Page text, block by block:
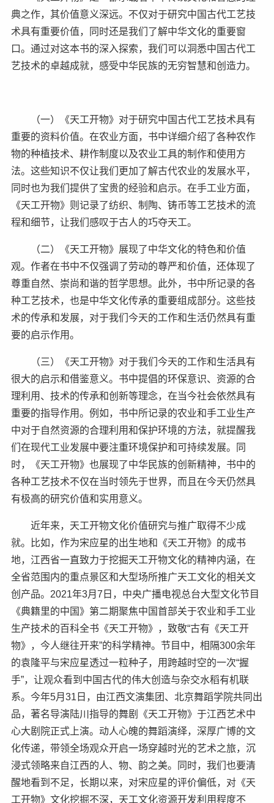
典之作，其价值意义深远。不仅对于研究中国古代工艺技
术具有重要价值，同时还是我们了解中华文化的重要窗
口。通过对这本书的深入探索，我们可以洞悉中国古代工
艺技术的卓越成就，感受中华民族的无穷智慧和创造力。
（一）《天工开物》对于研究中国古代工艺技术具有
重要的资料价值。在农业方面，书中详细介绍了各种农作
物的种植技术、耕作制度以及农业工具的制作和使用方
法。这些知识不仅让我们更加了解古代农业的发展水平，
同时也为我们提供了宝贵的经验和启示。在手工业方面，
《天工开物》则记录了纺织、制陶、铸币等工艺技术的流
程和细节，让我们感叹于古人的巧夺天工。
（二）《天工开物》展现了中华文化的特色和价值
观。作者在书中不仅强调了劳动的尊严和价值，还体现了
尊重自然、崇尚和谐的哲学思想。此外，书中所记录的各
种工艺技术，也是中华文化传承的重要组成部分。这些技
术的传承和发展，对于我们今天的工作和生活仍然具有重
要的启示作用。
（三）《天工开物》对于我们今天的工作和生活具有
很大的启示和借鉴意义。书中提倡的环保意识、资源的合
理利用、技术的传承和创新等理念，在当今社会依然具有
重要的指导作用。例如，书中所记录的农业和手工业生产
中对于自然资源的合理利用和保护环境的方法，就提醒我
们在现代工业发展中要注重环境保护和可持续发展。同
时，《天工开物》也展现了中华民族的创新精神，书中的
各种工艺技术不仅在当时领先于世界，而且在今天仍然具
有极高的研究价值和实用意义。
近年来，天工开物文化价值研究与推广取得不少成
就。比如，作为宋应星的出生地和《天工开物》的成书
地，江西省一直致力于挖掘天工开物文化的精神内涵，在
全省范围内的重点景区和大型场所推广天工文化的相关文
创产品。2021年3月7日，中央广播电视总台大型文化节目
《典籍里的中国》第二期聚焦中国首部关于农业和手工业
生产技术的百科全书《天工开物》，致敬“古有《天工开
物》，今人继往开来”的科学精神。节目中，相隔300余年
的袁隆平与宋应星透过一粒种子，用跨越时空的一次“握
手”，让观众看到中国古代的伟大创造与杂交水稻有机联
系。今年5月31日，由江西文演集团、北京舞蹈学院共同出
品，著名导演陆川指导的舞剧《天工开物》于江西艺术中
心大剧院正式上演。动人心魄的舞蹈演绎，深厚广博的文
化传递，带领全场观众开启一场穿越时光的艺术之旅，沉
浸式领略来自江西的人、物、韵之美。同时，我们也要清
醒地看到不足，长期以来，对宋应星的评价偏低，对《天
工开物》文化挖掘不深，天工文化资源开发利用程度不